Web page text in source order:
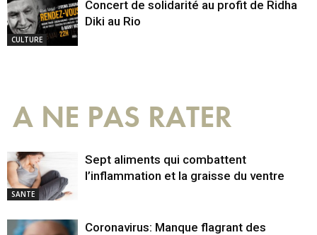
CULTURE
Concert de solidarité au profit de Ridha
Diki au Rio
A NE PAS RATER
SANTE
Sept aliments qui combattent
l’inflammation et la graisse du ventre
Coronavirus: Manque flagrant des